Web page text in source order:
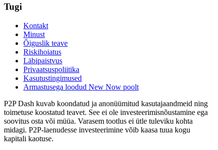
Tugi
Kontakt
Minust
Õiguslik teave
Riskihoiatus
Läbipaistvus
Privaatsuspoliitika
Kasutustingimused
Armastusega loodud New Now poolt
P2P Dash kuvab koondatud ja anonüümitud kasutajaandmeid ning
toimetuse koostatud teavet. See ei ole investeerimisnõustamine ega
soovitus osta või müüa. Varasem tootlus ei ütle tuleviku kohta
midagi. P2P-laenudesse investeerimine võib kaasa tuua kogu
kapitali kaotuse.